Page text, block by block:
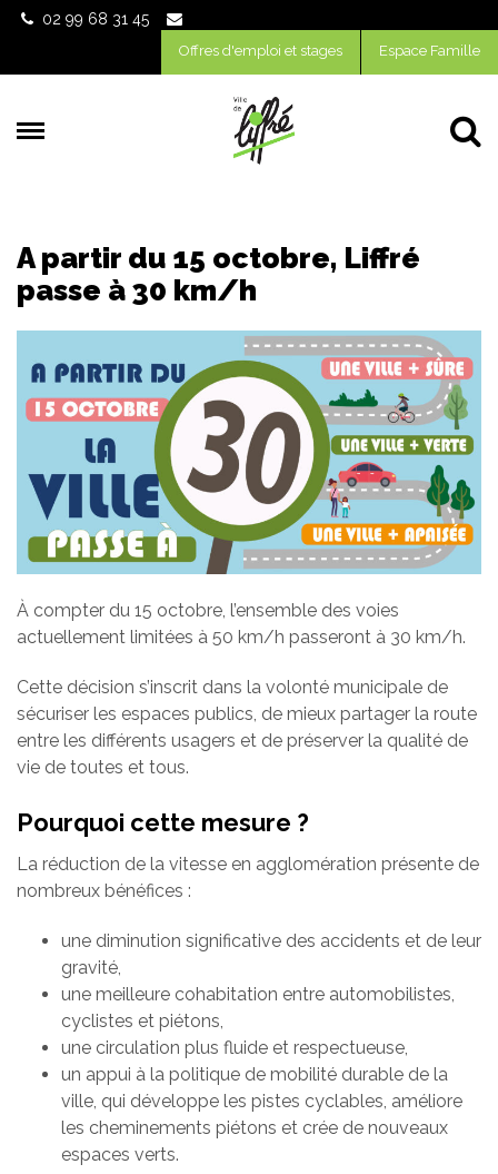
Gestion des traceurs
02 99 68 31 45
Offres d'emploi et stages Espace Famille
A partir du 15 octobre, Liffré
passe à 30 km/h
À compter du 15 octobre, l’ensemble des voies
actuellement limitées à 50 km/h passeront à 30 km/h.
Cette décision s’inscrit dans la volonté municipale de
sécuriser les espaces publics, de mieux partager la route
entre les différents usagers et de préserver la qualité de
vie de toutes et tous.
Pourquoi cette mesure ?
La réduction de la vitesse en agglomération présente de
nombreux bénéfices :
une diminution significative des accidents et de leur
gravité,
une meilleure cohabitation entre automobilistes,
cyclistes et piétons,
une circulation plus fluide et respectueuse,
un appui à la politique de mobilité durable de la
ville, qui développe les pistes cyclables, améliore
les cheminements piétons et crée de nouveaux
espaces verts.